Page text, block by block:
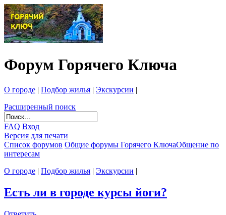
Форум Горячего Ключа
О городе | Подбор жилья | Экскурсии |
Расширенный поиск
FAQ Вход
Версия для печати
Список форумов Общие форумы Горячего КлючаОбщение по
интересам
О городе | Подбор жилья | Экскурсии |
Есть ли в городе курсы йоги?